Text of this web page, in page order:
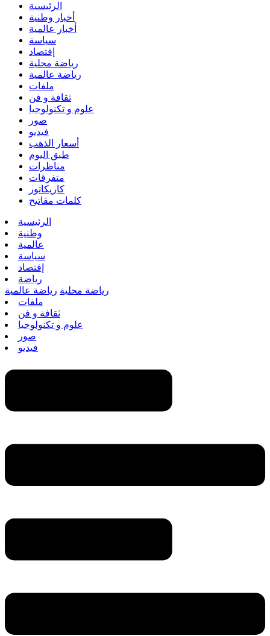
الرئيسية
أخبار وطنية
أخبار عالمية
سياسة
إقتصاد
رياضة محلية
رياضة عالمية
ملفات
ثقافة و فن
علوم و تكنولوجيا
صور
فيديو
أسعار الذهب
طبق اليوم
مناظرات
متفرقات
كاريكاتور
كلمات مفاتيح
الرئيسية
وطنية
عالمية
سياسة
إقتصاد
رياضة
رياضة محلية رياضة عالمية
ملفات
ثقافة و فن
علوم و تكنولوجيا
صور
فيديو